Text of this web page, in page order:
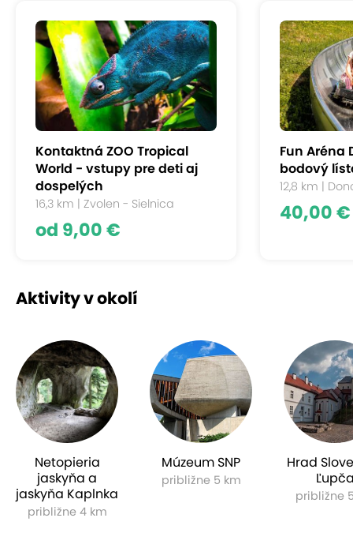
Kontaktná ZOO Tropical
World - vstupy pre deti aj
dospelých
16,3 km | Zvolen - Sielnica
od 9,00 €
Fun Aréna
bodový
12,8 km |
40,00 €
Aktivity v okolí
Netopieria
jaskyňa a
jaskyňa Kaplnka
približne 4 km
Múzeum SNP
približne 5 km
Hrad
približne